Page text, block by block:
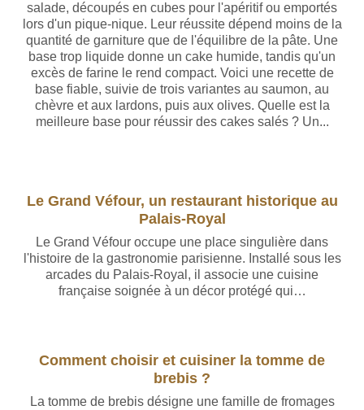
salade, découpés en cubes pour l'apéritif ou emportés
lors d'un pique-nique. Leur réussite dépend moins de la
quantité de garniture que de l'équilibre de la pâte. Une
base trop liquide donne un cake humide, tandis qu'un
excès de farine le rend compact. Voici une recette de
base fiable, suivie de trois variantes au saumon, au
chèvre et aux lardons, puis aux olives. Quelle est la
meilleure base pour réussir des cakes salés ? Un...
Le Grand Véfour, un restaurant historique au
Palais-Royal
Le Grand Véfour occupe une place singulière dans
l'histoire de la gastronomie parisienne. Installé sous les
arcades du Palais-Royal, il associe une cuisine
française soignée à un décor protégé qui…
Comment choisir et cuisiner la tomme de
brebis ?
La tomme de brebis désigne une famille de fromages